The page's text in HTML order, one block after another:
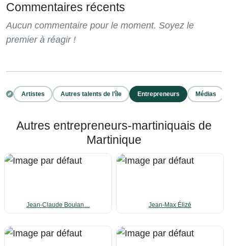
Commentaires récents
Aucun commentaire pour le moment. Soyez le
premier à réagir !
Artistes Autres talents de l’île Entrepreneurs Médias
Autres entrepreneurs-martiniquais de
Martinique
Jean-Claude Boulan… Jean-Max Élizé